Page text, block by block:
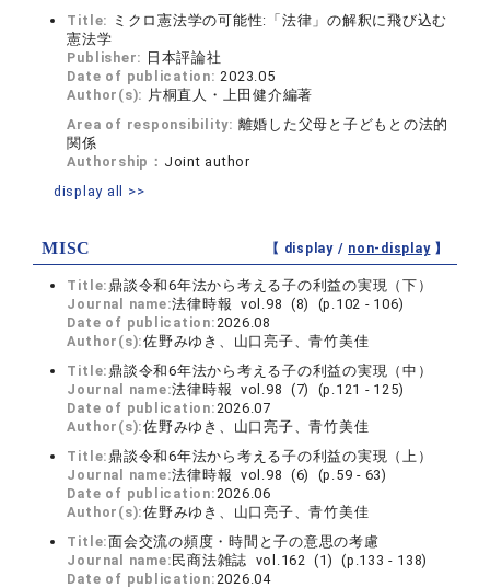
Title: ミクロ憲法学の可能性:「法律」の解釈に飛び込む
憲法学
Publisher: 日本評論社
Date of publication:2023.05
Author(s): 片桐直人・上田健介編著
Area of responsibility: 離婚した父母と子どもとの法的
関係
Authorship： Joint author
display all >>
MISC 【 display / non-display】
Title: 鼎談令和6年法から考える子の利益の実現（下）
Journal name:法律時報 vol.98 (8) (p.102 - 106)
Date of publication:2026.08
Author(s):佐野みゆき、山口亮子、青竹美佳
Title: 鼎談令和6年法から考える子の利益の実現（中）
Journal name:法律時報 vol.98 (7) (p.121 - 125)
Date of publication:2026.07
Author(s):佐野みゆき、山口亮子、青竹美佳
Title: 鼎談令和6年法から考える子の利益の実現（上）
Journal name:法律時報 vol.98 (6) (p.59 - 63)
Date of publication:2026.06
Author(s):佐野みゆき、山口亮子、青竹美佳
Title:面会交流の頻度・時間と子の意思の考慮
Journal name: 民商法雑誌 vol.162 (1) (p.133 - 138)
Date of publication:2026.04